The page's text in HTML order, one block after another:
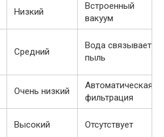
Низкий
Встроенный
вакуум
Средний
Вода связывает
пыль
Очень низкий
Автоматическая
фильтрация
Высокий Отсутствует